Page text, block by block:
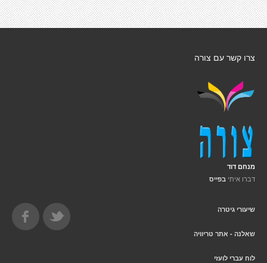
צרו קשר עם צורה
מנחם דוד
דברו איתי בפייס
שיעורי גיטרה
שאלנה - אתר טריוויה
לוח עברי לועזי